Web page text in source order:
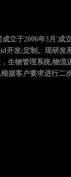
立于2006年3月'成
开发;定制。现研发
生物管理系统,物流
据客户要求进行二次